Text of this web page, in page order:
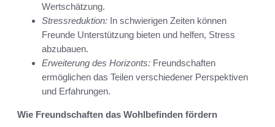
Wertschätzung.
Stressreduktion: In schwierigen Zeiten können
Freunde Unterstützung bieten und helfen, Stress
abzubauen.
Erweiterung des Horizonts: Freundschaften
ermöglichen das Teilen verschiedener Perspektiven
und Erfahrungen.
Wie Freundschaften das Wohlbefinden fördern